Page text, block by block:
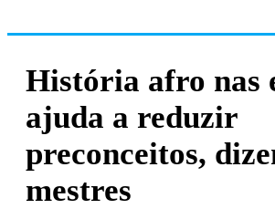
História afro nas
ajuda a reduzir
preconceitos,
mestres